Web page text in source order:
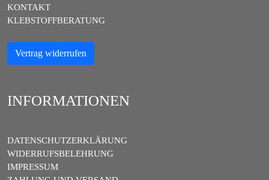
KONTAKT
KLEBSTOFFBERATUNG
Vertrag widerrufen
INFORMATIONEN
DATENSCHUTZERKLÄRUNG
WIDERRUFSBELEHRUNG
IMPRESSUM